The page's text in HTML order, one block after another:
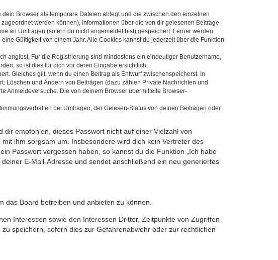
Browser als temporäre Dateien ablegt und die zwischen den einzelnen
werden können), Informationen über die von dir gelesenen Beiträge
an Umfragen (sofern du nicht angemeldet bist) gespeichert. Ferner werden
Gültigkeit von einem Jahr. Alle Cookies kannst du jederzeit über die Funktion
angibst. Für die Registrierung sind mindestens ein eindeutiger Benutzername,
so ist dies für dich vor deren Eingabe ersichtlich.
Gleiches gilt, wenn du einen Beitrag als Entwurf zwischenspeicherst. In
Löschen und Ändern von Beiträgen (dazu zählen Private Nachrichten und
Anmeldeversuche. Die von deinem Browser übermittelte Browser-
bei Umfragen, der Gelesen-Status von deinen Beiträgen oder
empfohlen, dieses Passwort nicht auf einer Vielzahl von
ihm sorgsam um. Insbesondere wird dich kein Vertreter des
Passwort vergessen haben, so kannst du die Funktion „Ich habe
E-Mail-Adresse und sendet anschließend ein neu generiertes
Board betreiben und anbieten zu können.
Interessen sowie den Interessen Dritter, Zeitpunkte von Zugriffen
speichern, sofern dies zur Gefahrenabwehr oder zur rechtlichen